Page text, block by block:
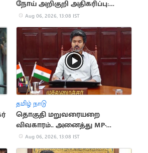
நோய் அறிகுறி அதிகரிப்பு:
அதிர்ச்சி தகவல்
Aug 06, 2026, 13:08 IST
தமிழ் நாடு
தொகுதி மறுவரையறை
விவகாரம்.. அனைத்து MP-
க்களுக்கும் CM விஜய் அழைப்பு
Aug 06, 2026, 13:08 IST